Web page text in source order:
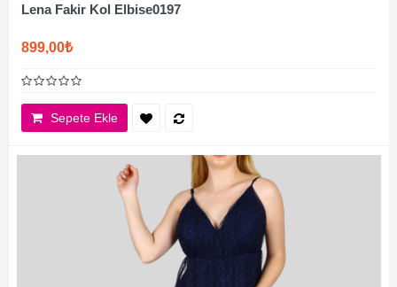
Lena Fakir Kol Elbise0197
899,00₺
Sepete Ekle